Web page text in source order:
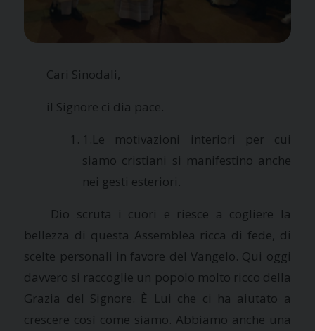
Cari Sinodali,
il Signore ci dia pace.
1.Le motivazioni interiori per cui
siamo cristiani si manifestino anche
nei gesti esteriori.
Dio scruta i cuori e riesce a cogliere la
bellezza di questa Assemblea ricca di fede, di
scelte personali in favore del Vangelo. Qui oggi
davvero si raccoglie un popolo molto ricco della
Grazia del Signore. È Lui che ci ha aiutato a
crescere così come siamo. Abbiamo anche una